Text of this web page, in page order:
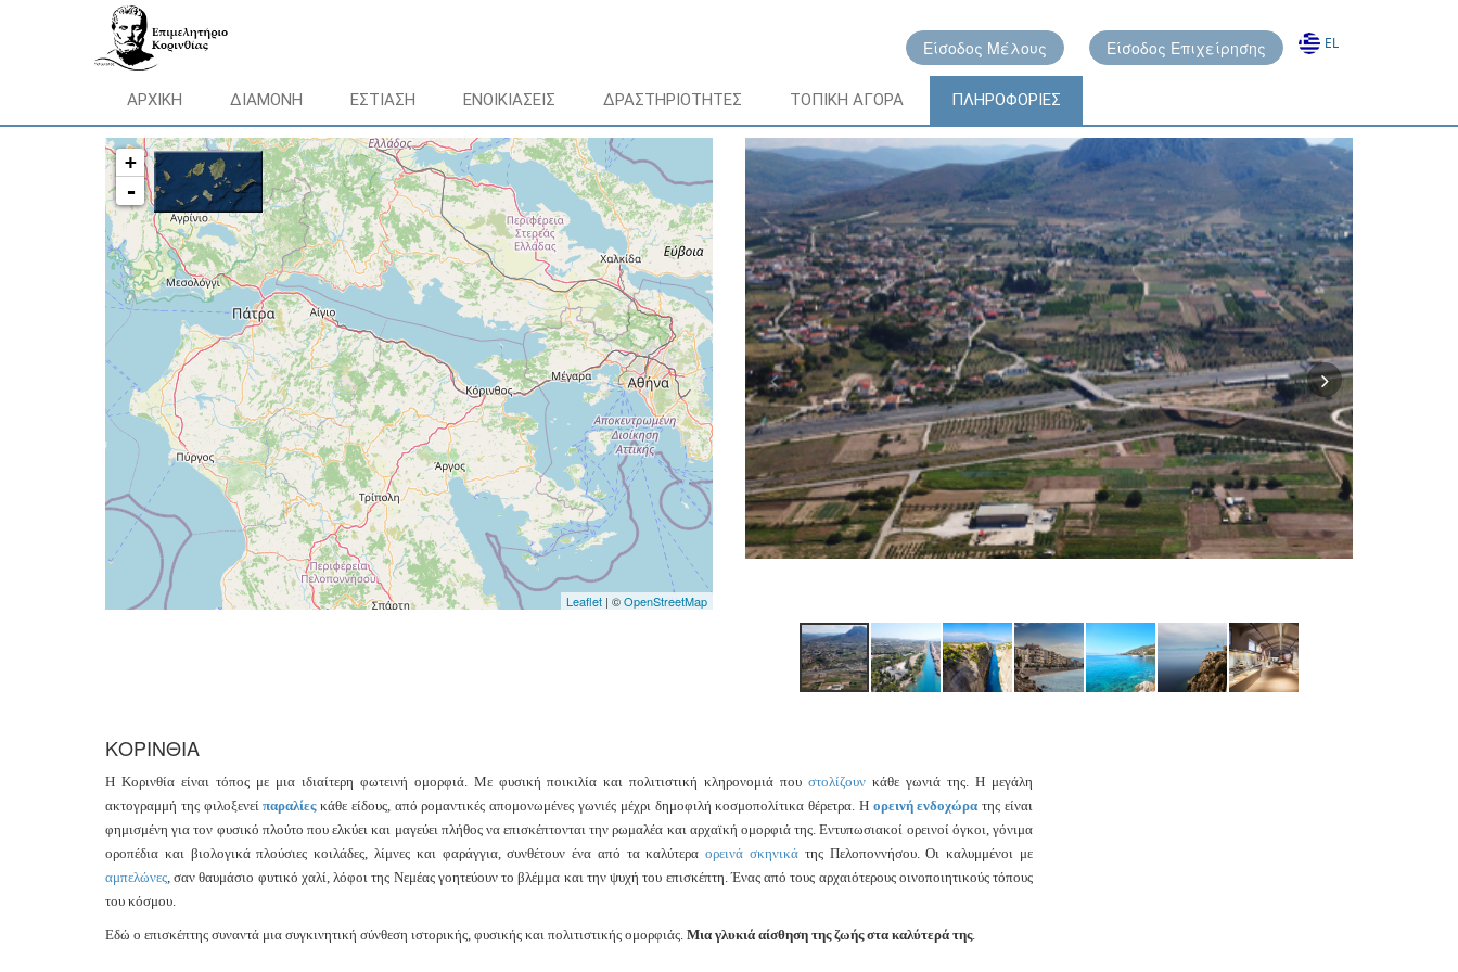
Είσοδος Μέλους Είσοδος Επιχείρησης EL
ΑΡΧΙΚΗ ΔΙΑΜΟΝΗ ΕΣΤΙΑΣΗ ΕΝΟΙΚΙΑΣΕΙΣ ΔΡΑΣΤΗΡΙΟΤΗΤΕΣ ΤΟΠΙΚΗ ΑΓΟΡΑ ΠΛΗΡΟΦΟΡΊΕΣ
+
-
Leaflet | ©OpenStreetMap
ΚΟΡΙΝΘΙΑ
Η Κορινθία είναι τόπος με μια ιδιαίτερη φωτεινή ομορφιά. Με φυσική ποικιλία και πολιτιστική κληρονομιά πουστολίζουν κάθε γωνιά της. Η μεγάλη
ακτογραμμή της φιλοξενείπαραλίεςκάθε είδους, από ρομαντικές απομονωμένες γωνιές μέχρι δημοφιλή κοσμοπολίτικα θέρετρα. Η ορεινή ενδοχώρα της είναι
φημισμένη για τον φυσικό πλούτο που ελκύει και μαγεύει πλήθος να επισκέπτονται την ρωμαλέα και αρχαϊκή ομορφιά της. Εντυπωσιακοί ορεινοί όγκοι, γόνιμα
οροπέδια και βιολογικά πλούσιες κοιλάδες, λίμνες και φαράγγια, συνθέτουν ένα από τα καλύτεραορεινά σκηνικά της Πελοποννήσου. Οι καλυμμένοι με
αμπελώνες, σαν θαυμάσιο φυτικό χαλί, λόφοι της Νεμέας γοητεύουν το βλέμμα και την ψυχή του επισκέπτη. Ένας από τους αρχαιότερους οινοποιητικούς τόπους
του κόσμου.
Εδώ ο επισκέπτης συναντά μια συγκινητική σύνθεση ιστορικής, φυσικής και πολιτιστικής ομορφιάς. Μια γλυκιά αίσθηση της ζωής στα καλύτερά της.